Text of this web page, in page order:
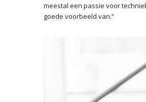
meestal een passie voor
goede voorbeeld van.”